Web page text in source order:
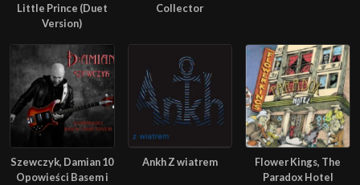
Little Prince (Duet
Version)
Collector
Szewczyk, Damian 10
Opowieści Basem i
Ankh Z wiatrem
Flower Kings, The
Paradox Hotel